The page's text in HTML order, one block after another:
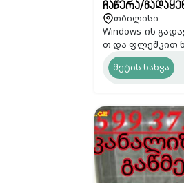
ჩაწერა/
გამოძახებით
თბილისი
Windows-ის
თ და ფლეშკით
მეტის ნახვა